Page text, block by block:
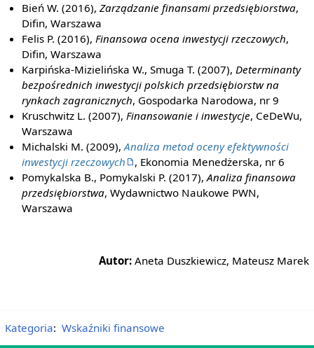
Bień W. (2016),Zarządzanie finansami przedsiębiorstwa,
Difin, Warszawa
Felis P. (2016),Finansowa ocena inwestycji rzeczowych,
Difin, Warszawa
Karpińska-Mizielińska W., Smuga T. (2007),Determinanty
bezpośrednich inwestycji polskich przedsiębiorstw na
rynkach zagranicznych, Gospodarka Narodowa, nr 9
Kruschwitz L. (2007),Finansowanie i inwestycje, CeDeWu,
Warszawa
Michalski M. (2009),Analiza metod oceny efektywności
inwestycji rzeczowych
, Ekonomia Menedżerska, nr 6
Pomykalska B., Pomykalski P. (2017),Analiza finansowa
przedsiębiorstwa, Wydawnictwo Naukowe PWN,
Warszawa
Autor: Aneta Duszkiewicz, Mateusz Marek
Kategoria: Wskaźniki finansowe